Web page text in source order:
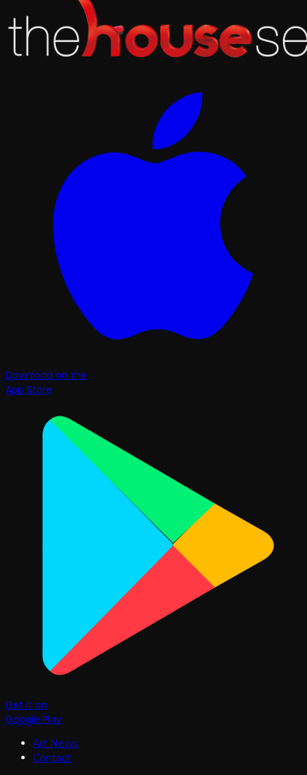
Download on the
App Store
Get it on
Google Play
Art News
Contact